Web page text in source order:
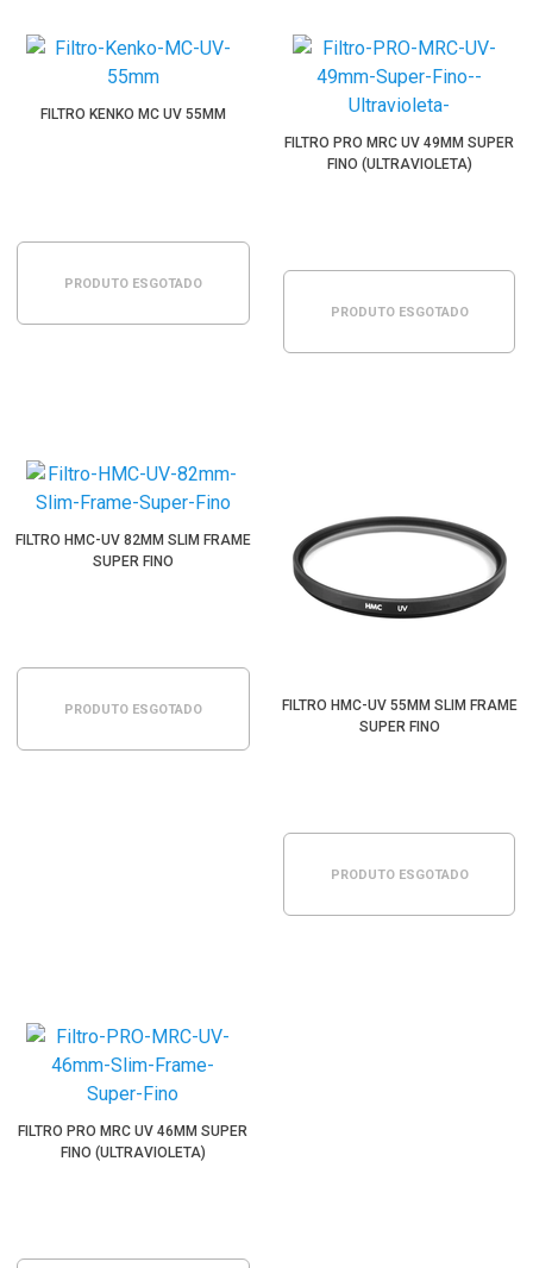
FILTRO KENKO MC UV 55MM
PRODUTO ESGOTADO
FILTRO PRO MRC UV 49MM SUPER
FINO (ULTRAVIOLETA)
PRODUTO ESGOTADO
FILTRO HMC-UV 82MM SLIM FRAME
SUPER FINO
PRODUTO ESGOTADO
FILTRO HMC-UV 55MM SLIM FRAME
SUPER FINO
PRODUTO ESGOTADO
FILTRO PRO MRC UV 46MM SUPER
FINO (ULTRAVIOLETA)